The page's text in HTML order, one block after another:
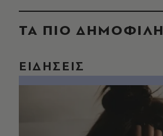
ΤΑ ΠΙΟ ΔΗΜΟΦΙΛΗ
ΕΙΔΗΣΕΙΣ